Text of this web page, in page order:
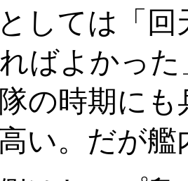
ては「回
ばよかっ
の時期に
い。だが